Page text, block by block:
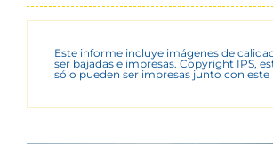
Este informe incluye imágenes de
ser bajadas e impresas. Copyright IPS,
sólo pueden ser impresas junto con